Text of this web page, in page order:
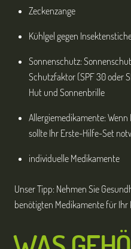
Zeckenzange
Kühlgel gegen
Sonnenschutz:
Schutzfaktor (SPF 30 oder
Hut und Sonnenbrille
Allergiemedikamente:
sollte Ihr Erste-Hilfe-Set
individuelle Medikamente
Unser Tipp: Nehmen Sie
benötigten Medikamente für Ihr